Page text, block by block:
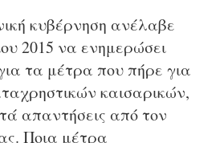
κυβέρνηση ανέλαβε
2015 να ενημερώσει
τα μέτρα που πήρε για
καισαρικών,
απαντήσεις από τον
Ποια μέτρα